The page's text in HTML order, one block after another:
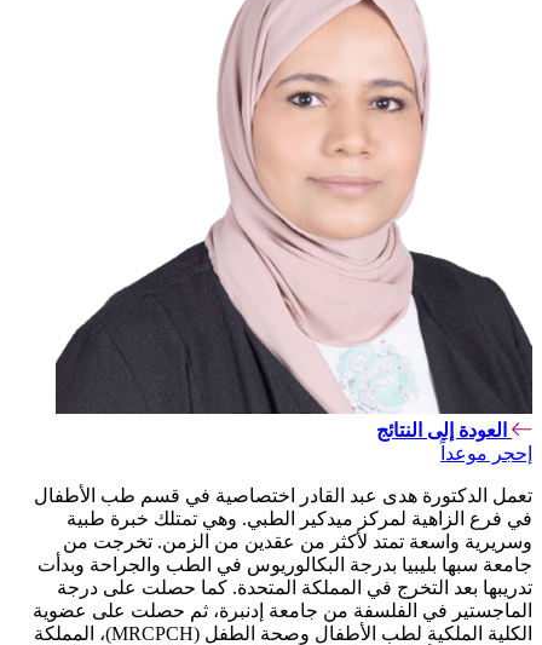
العودة إلى النتائج
إحجر موعداً
تعمل الدكتورة هدى عبد القادر اختصاصية في قسم طب الأطفال
في فرع الزاهية لمركز ميدكير الطبي. وهي تمتلك خبرة طبية
وسريرية واسعة تمتد لأكثر من عقدين من الزمن. تخرجت من
جامعة سبها بليبيا بدرجة البكالوريوس في الطب والجراحة وبدأت
تدريبها بعد التخرج في المملكة المتحدة. كما حصلت على درجة
الماجستير في الفلسفة من جامعة إدنبرة، ثم حصلت على عضوية
الكلية الملكية لطب الأطفال وصحة الطفل (MRCPCH)، المملكة